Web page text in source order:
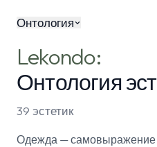
Онтология
Lekondo:
Онтология
39 эстетик
Одежда — самовыражение